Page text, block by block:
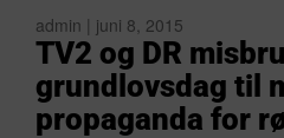
admin | juni 8, 2015
TV2 og DR
grundlovsdag til
propaganda for